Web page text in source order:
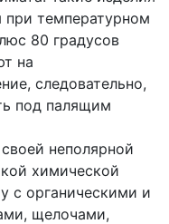
при температурном
80 градусов
на
следовательно,
под палящим
неполярной
химической
с органическими и
щелочами,